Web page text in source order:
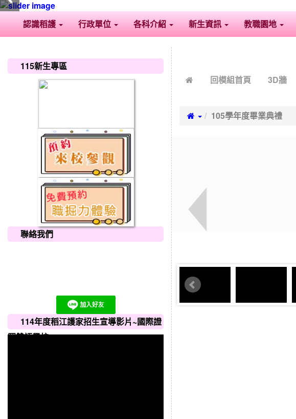
認識稻護 行政單位 各科介紹 新生資訊 教職園地
回模組首頁 3D牆
105學年度畢業典禮
115新生專區
聯絡我們
114年度稻江護家招生宣導影片~國際證
照雙語學校